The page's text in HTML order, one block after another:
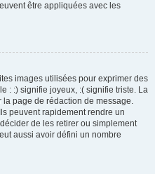
être appliquées avec les
images utilisées pour exprimer des
: :) signifie joyeux, :( signifie triste. La
la page de rédaction de message.
peuvent rapidement rendre un
de les retirer ou simplement
aussi avoir défini un nombre